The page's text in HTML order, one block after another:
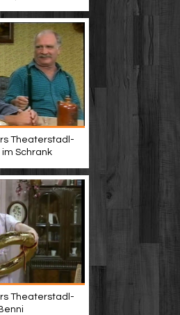
Theaterstadl-
Schrank
Theaterstadl-